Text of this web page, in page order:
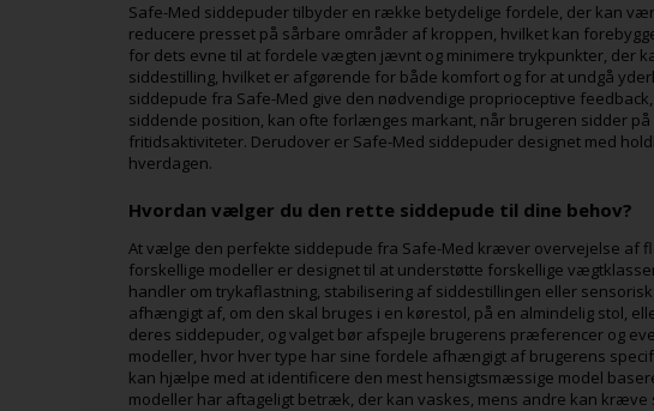
Safe-Med siddepuder tilbyder en række betydelige fordele, der kan
reducere presset på sårbare områder af kroppen, hvilket kan
for dets evne til at fordele vægten jævnt og minimere trykpunkter, der
siddestilling, hvilket er afgørende for både komfort og for at undgå
siddepude fra Safe-Med give den nødvendige proprioceptive
siddende position, kan ofte forlænges markant, når brugeren sidder
fritidsaktiviteter. Derudover er Safe-Med siddepuder designet med
hverdagen.
Hvordan vælger du den rette siddepude til dine behov?
At vælge den perfekte siddepude fra Safe-Med kræver overvejelse af
forskellige modeller er designet til at understøtte forskellige
handler om trykaflastning, stabilisering af siddestillingen eller
afhængigt af, om den skal bruges i en kørestol, på en almindelig stol,
deres siddepuder, og valget bør afspejle brugerens præferencer og
modeller, hvor hver type har sine fordele afhængigt af brugerens
kan hjælpe med at identificere den mest hensigtsmæssige model
modeller har aftageligt betræk, der kan vaskes, mens andre kan